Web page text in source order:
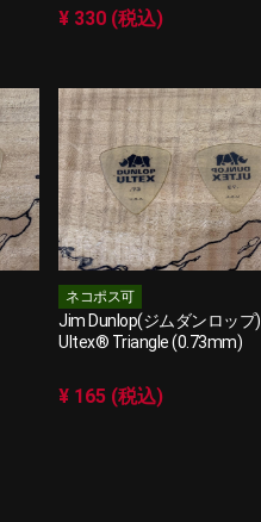
¥ 330 (税込)
ネコポス可
Jim Dunlop(ジムダンロップ)
Ultex® Triangle (0.73mm)
¥ 165 (税込)